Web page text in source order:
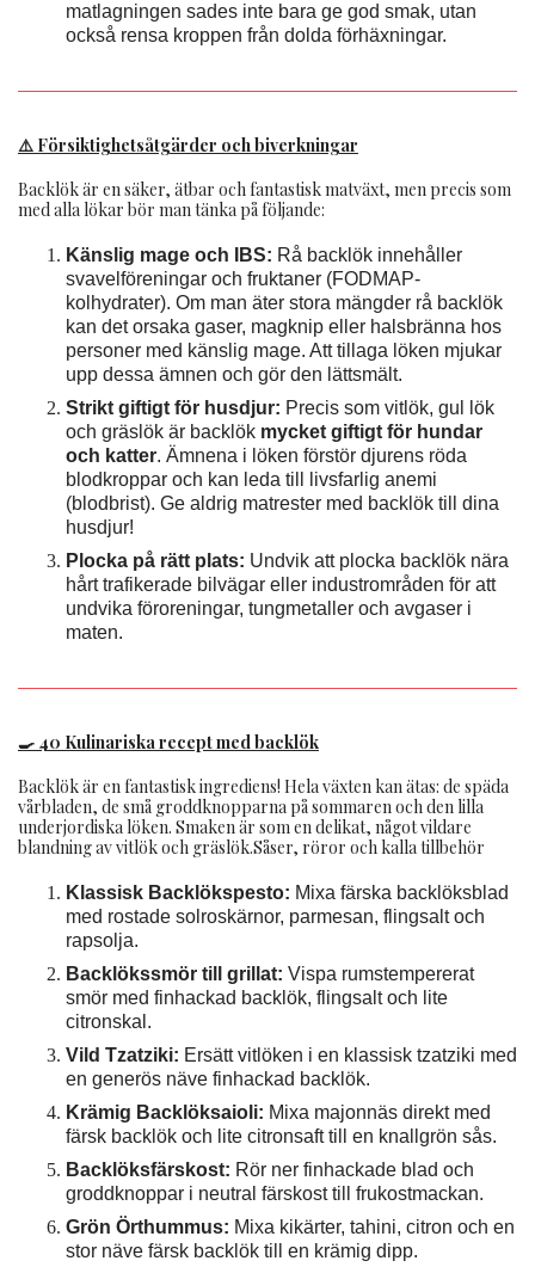
matlagningen sades inte bara ge god smak, utan
också rensa kroppen från dolda förhäxningar.
⚠️ Försiktighetsåtgärder och biverkningar
Backlök är en säker, ätbar och fantastisk matväxt, men precis som
med alla lökar bör man tänka på följande:
Känslig mage och IBS: Rå backlök innehåller
svavelföreningar och fruktaner (FODMAP-
kolhydrater). Om man äter stora mängder rå backlök
kan det orsaka gaser, magknip eller halsbränna hos
personer med känslig mage. Att tillaga löken mjukar
upp dessa ämnen och gör den lättsmält.
Strikt giftigt för husdjur: Precis som vitlök, gul lök
och gräslök är backlök mycket giftigt för hundar
och katter. Ämnena i löken förstör djurens röda
blodkroppar och kan leda till livsfarlig anemi
(blodbrist). Ge aldrig matrester med backlök till dina
husdjur!
Plocka på rätt plats: Undvik att plocka backlök nära
hårt trafikerade bilvägar eller industrområden för att
undvika föroreningar, tungmetaller och avgaser i
maten.
🍳 40 Kulinariska recept med backlök
Backlök är en fantastisk ingrediens! Hela växten kan ätas: de späda
vårbladen, de små groddknopparna på sommaren och den lilla
underjordiska löken. Smaken är som en delikat, något vildare
blandning av vitlök och gräslök.Såser, röror och kalla tillbehör
Klassisk Backlökspesto: Mixa färska backlöksblad
med rostade solroskärnor, parmesan, flingsalt och
rapsolja.
Backlökssmör till grillat: Vispa rumstempererat
smör med finhackad backlök, flingsalt och lite
citronskal.
Vild Tzatziki: Ersätt vitlöken i en klassisk tzatziki med
en generös näve finhackad backlök.
Krämig Backlöksaioli: Mixa majonnäs direkt med
färsk backlök och lite citronsaft till en knallgrön sås.
Backlöksfärskost: Rör ner finhackade blad och
groddknoppar i neutral färskost till frukostmackan.
Grön Örthummus: Mixa kikärter, tahini, citron och en
stor näve färsk backlök till en krämig dipp.